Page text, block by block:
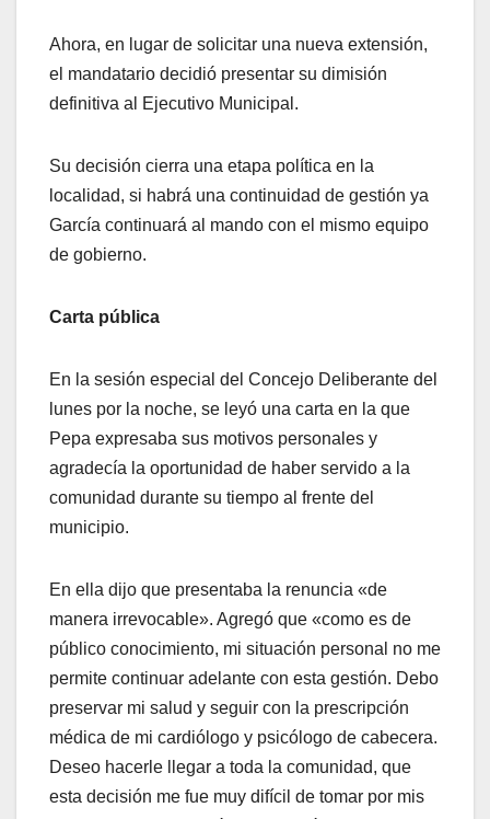
Ahora, en lugar de solicitar una nueva extensión,
el mandatario decidió presentar su dimisión
definitiva al Ejecutivo Municipal.
Su decisión cierra una etapa política en la
localidad, si habrá una continuidad de gestión ya
García continuará al mando con el mismo equipo
de gobierno.
Carta pública
En la sesión especial del Concejo Deliberante del
lunes por la noche, se leyó una carta en la que
Pepa expresaba sus motivos personales y
agradecía la oportunidad de haber servido a la
comunidad durante su tiempo al frente del
municipio.
En ella dijo que presentaba la renuncia «de
manera irrevocable». Agregó que «como es de
público conocimiento, mi situación personal no me
permite continuar adelante con esta gestión. Debo
preservar mi salud y seguir con la prescripción
médica de mi cardiólogo y psicólogo de cabecera.
Deseo hacerle llegar a toda la comunidad, que
esta decisión me fue muy difícil de tomar por mis